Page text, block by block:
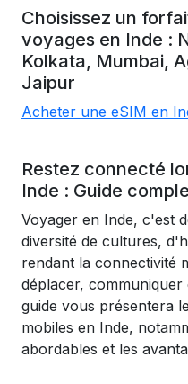
Choisissez un
voyages en Inde :
Kolkata, Mumbai,
Jaipur
Acheter une eSIM en
Restez connecté
Inde : Guide
Voyager en Inde, c'est
diversité de cultures,
rendant la connectivité
déplacer, communiquer
guide vous présentera
mobiles en Inde,
abordables et les